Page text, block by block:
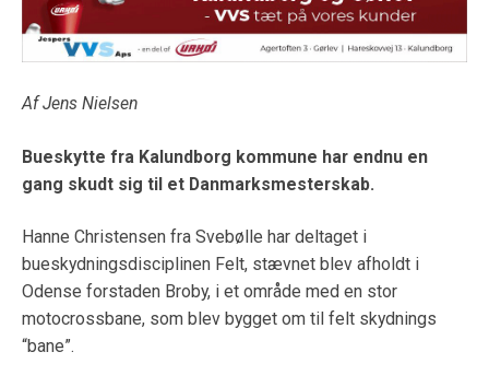
Af Jens Nielsen
Bueskytte fra Kalundborg kommune har endnu en
gang skudt sig til et Danmarksmesterskab.
Hanne Christensen fra Svebølle har deltaget i
bueskydningsdisciplinen Felt, stævnet blev afholdt i
Odense forstaden Broby, i et område med en stor
motocrossbane, som blev bygget om til felt skydnings
“bane”.